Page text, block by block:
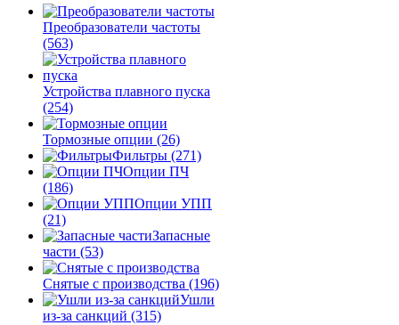
Преобразователи частоты
(563)
Устройства плавного пуска
(254)
Тормозные опции (26)
Фильтры (271)
Опции ПЧ
(186)
Опции УПП
(21)
Запасные
части (53)
Снятые с производства (196)
Ушли
из-за санкций (315)